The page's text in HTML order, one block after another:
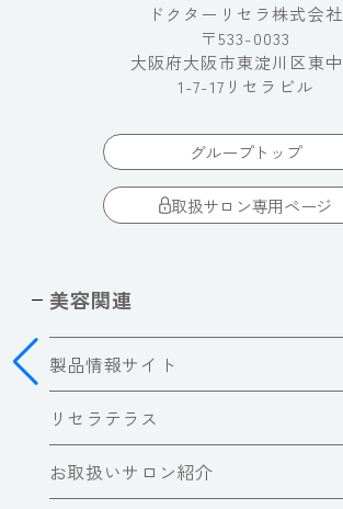
ドクターリセラ株式会社
〒533-0033
大阪府大阪市東淀川区東
1-7-17リセラビル
グループトップ
取扱サロン専用ページ
美容関連
製品情報サイト
リセラテラス
お取扱いサロン紹介